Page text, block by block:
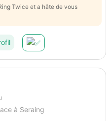
Twice et a hâte de vous
à Seraing